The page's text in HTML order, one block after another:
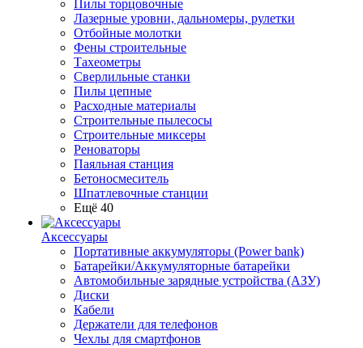
Пилы торцовочные
Лазерные уровни, дальномеры, рулетки
Отбойные молотки
Фены строительные
Тахеометры
Сверлильные станки
Пилы цепные
Расходные материалы
Строительные пылесосы
Строительные миксеры
Реноваторы
Паяльная станция
Бетоносмеситель
Шпатлевочные станции
Ещё 40
Аксессуары
Портативные аккумуляторы (Power bank)
Батарейки/Аккумуляторные батарейки
Автомобильные зарядные устройства (АЗУ)
Диски
Кабели
Держатели для телефонов
Чехлы для смартфонов